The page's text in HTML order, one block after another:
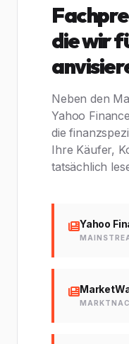
die wir
Neben den
Yahoo
die
Ihre Käufer,
tatsächlich
Yahoo